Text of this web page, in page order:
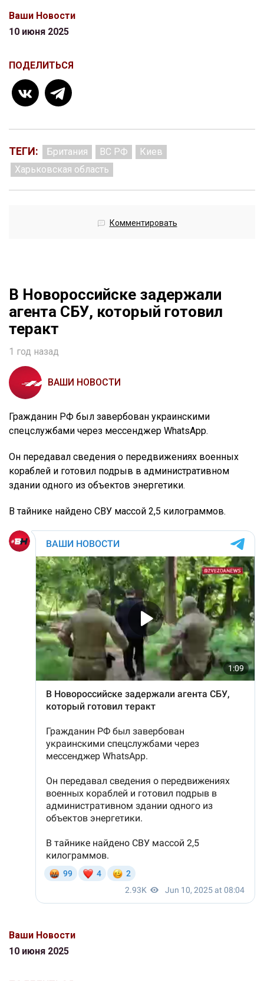
Ваши Новости
10 июня 2025
ПОДЕЛИТЬСЯ
ТЕГИ: Британия ВС РФ
Киев
Харьковская область
Комментировать
В Новороссийске задержали
агента СБУ, который готовил
теракт
1 год назад
ВАШИ НОВОСТИ
Гражданин РФ был завербован украинскими
спецслужбами через мессенджер WhatsApp.
Он передавал сведения о передвижениях военных
кораблей и готовил подрыв в административном
здании одного из объектов энергетики.
В тайнике найдено СВУ массой 2,5 килограммов.
Ваши Новости
10 июня 2025